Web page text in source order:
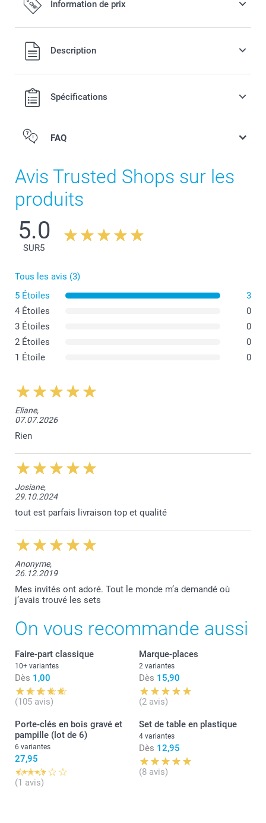
Information de prix
Tous les prix sont en francs suisses (CHF), TVA incluse et
hors frais de port.
Description
Spécifications
FAQ
Avis Trusted Shops sur les
produits
5.0
SUR5
Tous les avis (3)
5 Étoiles
3
4 Étoiles
0
3 Étoiles
0
2 Étoiles
0
1 Étoile
0
Eliane,
07.07.2026
Rien
Josiane,
29.10.2024
tout est parfais livraison top et qualité
Anonyme,
26.12.2019
Mes invités ont adoré. Tout le monde m’a demandé où
j’avais trouvé les sets
On vous recommande aussi
Faire-part classique
10+ variantes
Dès 1,00
(105 avis)
Marque-places
2 variantes
Dès 15,90
(2 avis)
Porte-clés en bois gravé et
pampille (lot de 6)
6 variantes
27,95
(1 avis)
Set de table en plastique
4 variantes
Dès 12,95
(8 avis)